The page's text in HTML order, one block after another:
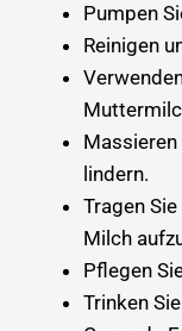
Pumpen
Reinigen
lindern.
Tragen Sie
Milch
Pflegen
Trinken